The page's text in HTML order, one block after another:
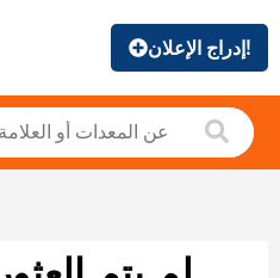
إدراج الإعلان!